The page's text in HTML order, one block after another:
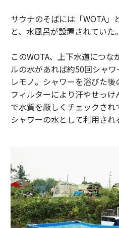
サウナのそばには「WOTA」
と、水風呂が設置されていた。
このWOTA、上下水道につな
ルの水があれば約50回シャ
レモノ。シャワーを浴びた
フィルターにより汗やせっ
で水質を厳しくチェックさ
シャワーの水として利用され